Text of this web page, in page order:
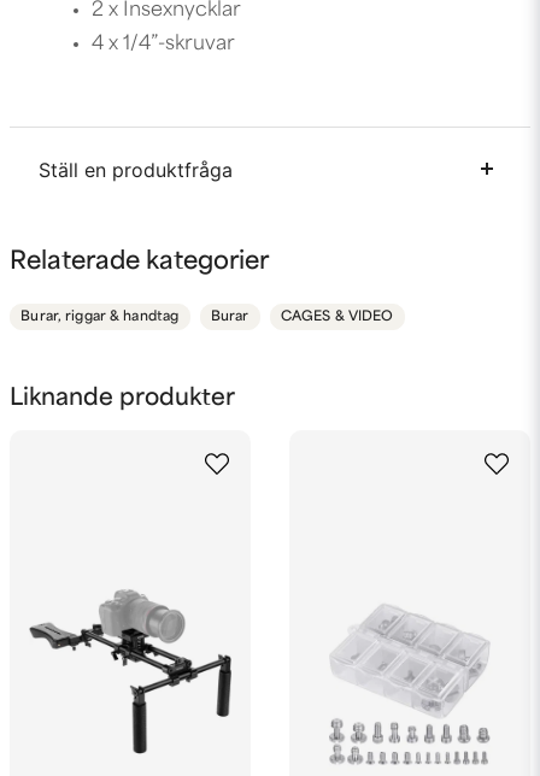
Liknande produkter
2 x Insexnycklar
4 x 1/4”-skruvar
Ställ en produktfråga
Fråga oss något om denna produkten...
Ja, ni får publicera min fråga
Relaterade kategorier
Burar, riggar & handtag Burar CAGES & VIDEO